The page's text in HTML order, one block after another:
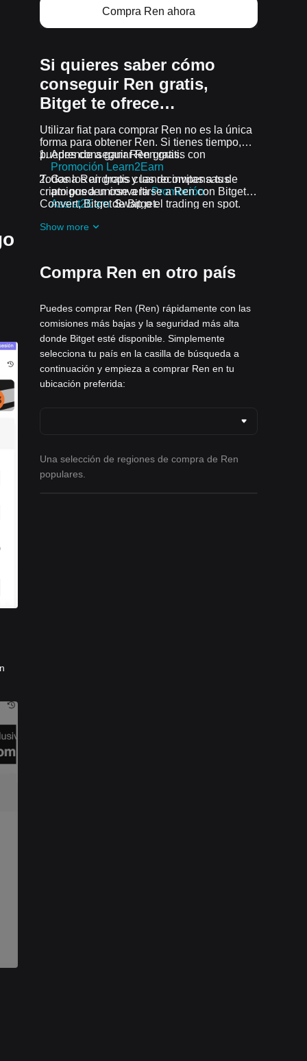
Compra Ren ahora
Si quieres saber cómo
conseguir Ren gratis,
Bitget te ofrece…
Utilizar fiat para comprar Ren no es la única
forma para obtener Ren. Si tienes tiempo,
puedes conseguir Ren gratis.
Aprende a ganar Ren gratis con
Promoción Learn2Earn
Gana Ren gratis cuando invitas a tus
amigos a unirse a laPromoción
Assist2Earnde Bitget.
losDesafíos y promociones en curso
Todos los airdrops y las recompensas de
cripto pueden convertirse a Ren con Bitget
Convert, Bitget Swap o el trading en spot.
Show more
Compra Ren en otro país
Puedes comprar Ren (Ren) rápidamente con las
comisiones más bajas y la seguridad más alta
donde Bitget esté disponible. Simplemente
selecciona tu país en la casilla de búsqueda a
continuación y empieza a comprar Ren en tu
ubicación preferida:
Una selección de regiones de compra de Ren
populares.